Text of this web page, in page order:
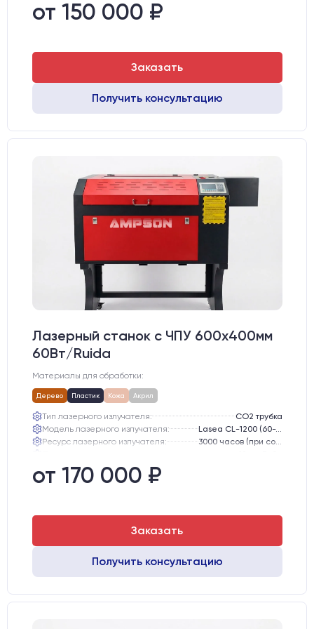
Зеркала:
Интерфейс подключения станка к ПК:
от 150 000 ₽
Заказать
Получить консультацию
Лазерный станок c ЧПУ 600х400мм
60Вт/Ruida
Материалы для обработки:
Дерево Пластик Кожа Акрил
Тип лазерного излучателя:
СО2 трубка
Модель лазерного излучателя:
Lasea CL-1200 (60-75 Вт)
Ресурс лазерного излучателя:
3000 часов (при соблюдении условий эксплуатации)
Зеркала:
Интерфейс подключения станка к ПК:
от 170 000 ₽
Заказать
Получить консультацию